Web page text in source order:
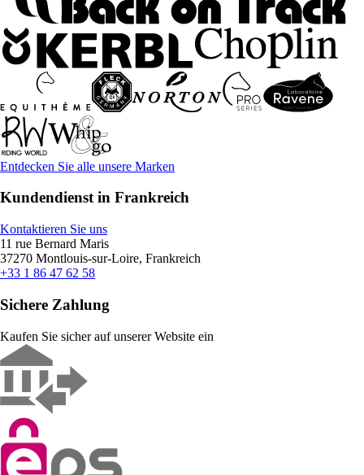
Entdecken Sie alle unsere Marken
Kundendienst in Frankreich
Kontaktieren Sie uns
11 rue Bernard Maris
37270 Montlouis-sur-Loire, Frankreich
+33 1 86 47 62 58
Sichere Zahlung
Kaufen Sie sicher auf unserer Website ein